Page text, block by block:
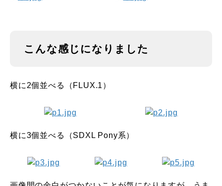
こんな感じになりました
横に2個並べる（FLUX.1）
横に3個並べる（SDXL Pony系）